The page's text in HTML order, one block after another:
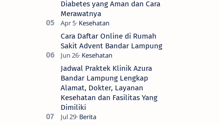
Diabetes yang Aman dan Cara
Merawatnya
Cara Daftar Online di Rumah
Sakit Advent Bandar Lampung
Jadwal Praktek Klinik Azura
Bandar Lampung Lengkap
Alamat, Dokter, Layanan
Kesehatan dan Fasilitas Yang
Dimiliki